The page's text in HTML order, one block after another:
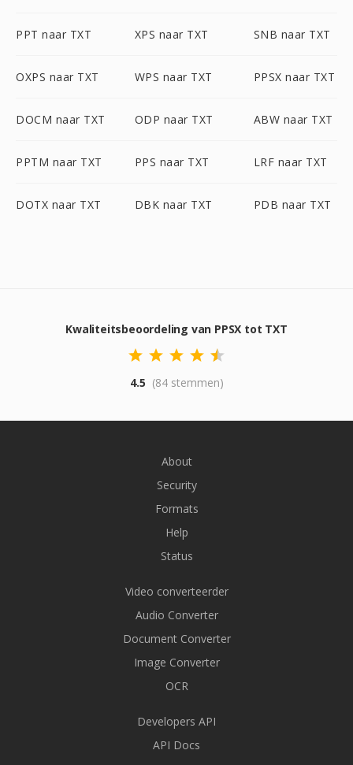
PPT naar TXT XPS naar TXT SNB naar TXT
OXPS naar TXT WPS naar TXT PPSX naar TXT
DOCM naar TXT ODP naar TXT ABW naar TXT
PPTM naar TXT PPS naar TXT LRF naar TXT
DOTX naar TXT DBK naar TXT PDB naar TXT
Kwaliteitsbeoordeling van PPSX tot TXT
4.5 (84 stemmen)
About
Security
Formats
Help
Status
Video converteerder
Audio Converter
Document Converter
Image Converter
OCR
Developers API
API Docs